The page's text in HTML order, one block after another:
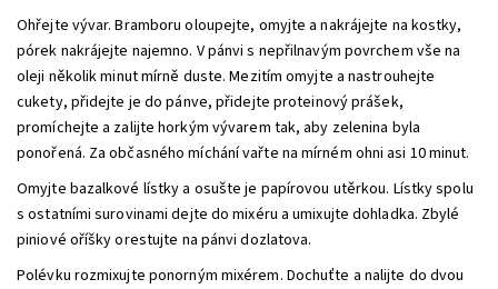
Ohřejte vývar. Bramboru oloupejte, omyjte a nakrájejte na kostky,
pórek nakrájejte najemno. V pánvi s nepřilnavým povrchem vše na
oleji několik minut mírně duste. Mezitím omyjte a nastrouhejte
cukety, přidejte je do pánve, přidejte proteinový prášek,
promíchejte a zalijte horkým vývarem tak, aby zelenina byla
ponořená. Za občasného míchání vařte na mírném ohni asi 10 minut.
Omyjte bazalkové lístky a osušte je papírovou utěrkou. Lístky spolu
s ostatními surovinami dejte do mixéru a umixujte dohladka. Zbylé
piniové oříšky orestujte na pánvi dozlatova.
Polévku rozmixujte ponorným mixérem. Dochuťte a nalijte do dvou